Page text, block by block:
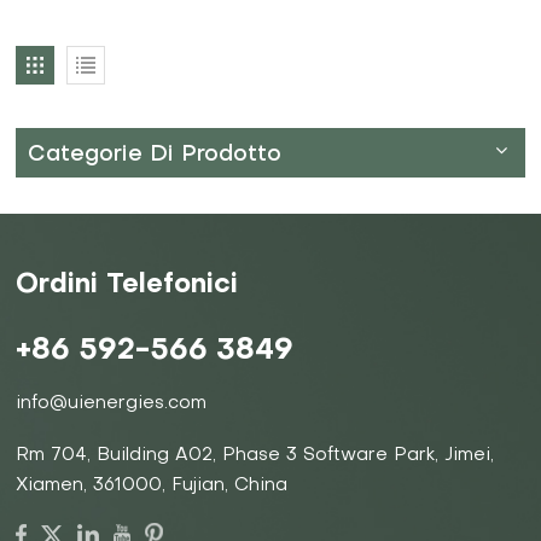
Categorie Di Prodotto
Ordini Telefonici
+86 592-566 3849
info@uienergies.com
Rm 704, Building A02, Phase 3 Software Park, Jimei,
Xiamen, 361000, Fujian, China